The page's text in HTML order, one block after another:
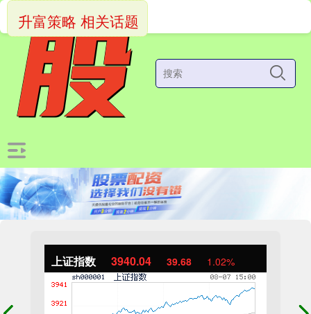
上证指数 3940.04 39.68 1.02%
升富策略 相关话题